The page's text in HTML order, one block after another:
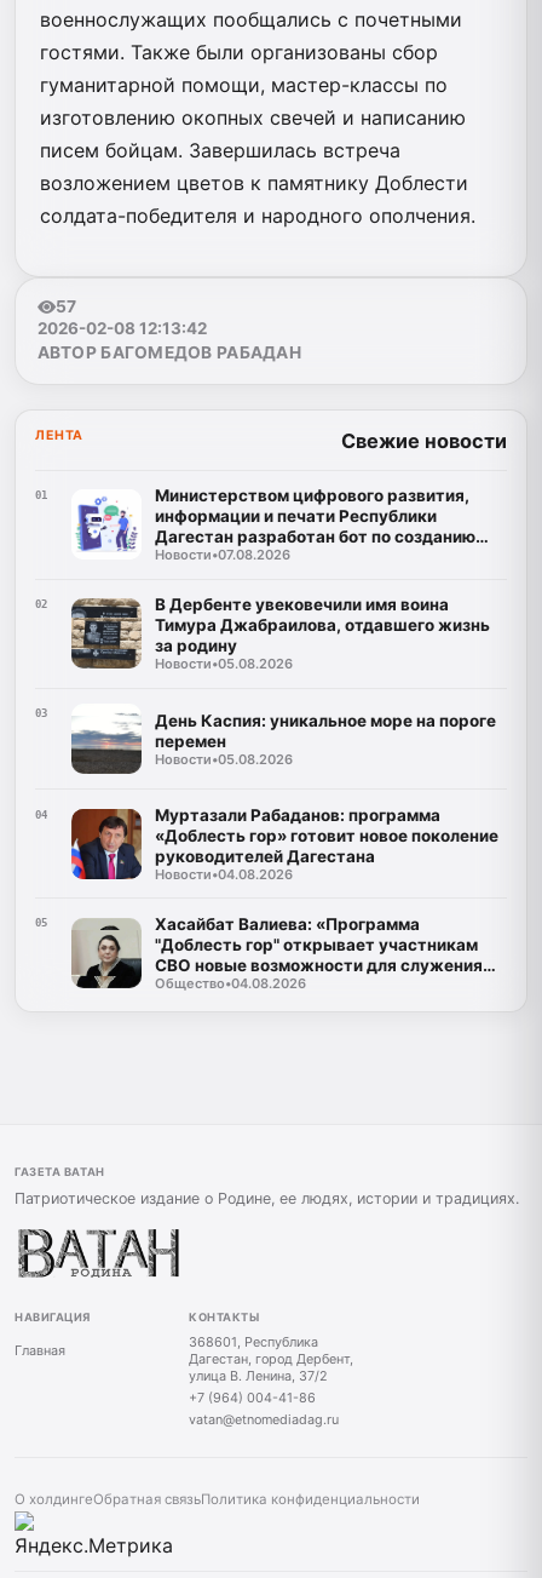
военнослужащих пообщались с почетными
гостями. Также были организованы сбор
гуманитарной помощи, мастер-классы по
изготовлению окопных свечей и написанию
писем бойцам. Завершилась встреча
возложением цветов к памятнику Доблести
солдата-победителя и народного ополчения.
57
2026-02-08 12:13:42
АВТОР БАГОМЕДОВ РАБАДАН
ЛЕНТА Свежие новости
01
Министерством цифрового развития,
информации и печати Республики
Дагестан разработан бот по созданию
корпусов национальных языков народов
Новости•07.08.2026
02
В Дербенте увековечили имя воина
Тимура Джабраилова, отдавшего жизнь
за родину
Новости•05.08.2026
03
День Каспия: уникальное море на пороге
перемен
Новости•05.08.2026
04
Муртазали Рабаданов: программа
«Доблесть гор» готовит новое поколение
руководителей Дагестана
Новости•04.08.2026
05
Хасайбат Валиева: «Программа
"Доблесть гор" открывает участникам
СВО новые возможности для служения
Дагестану»
Общество•04.08.2026
ГАЗЕТА ВАТАН
Патриотическое издание о Родине, ее людях, истории и традициях.
НАВИГАЦИЯ
Главная
КОНТАКТЫ
368601, Республика
Дагестан, город Дербент,
улица В. Ленина, 37/2
+7 (964) 004-41-86
vatan@etnomediadag.ru
О холдингеОбратная связьПолитика конфиденциальности